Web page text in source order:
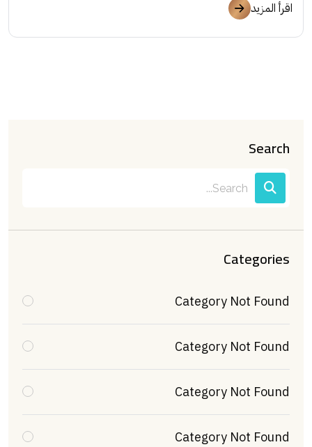
اقرأ المزيد
Search
Categories
Category Not Found
Category Not Found
Category Not Found
Category Not Found